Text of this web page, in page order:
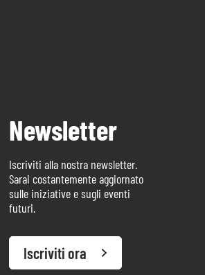
Newsletter
Iscriviti alla nostra newsletter.
Sarai costantemente aggiornato
sulle iniziative e sugli eventi
futuri.
Iscriviti ora